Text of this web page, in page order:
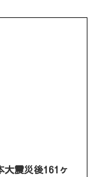
震災後161ヶ